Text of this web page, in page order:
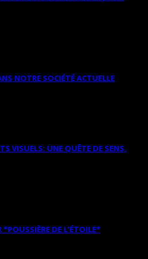
NOTRE SOCIÉTÉ ACTUELLE
VISUELS: UNE QUÊTE DE SENS,
*POUSSIÈRE DE L’ÉTOILE*